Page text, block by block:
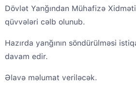
Dövlət Yanğından Mühafizə
qüvvələri cəlb olunub.
Hazırda yanğının söndürülməsi
davam edir.
Əlavə məlumat veriləcək.